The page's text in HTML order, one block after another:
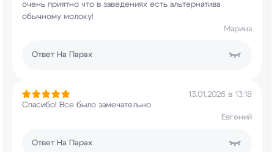
очень приятно что в заведениях есть альтернатива
обычному молоку!
Марина
Ответ На Парах
13.01.2026 в 13:18
Спасибо! Все было замечательно
Евгений
Ответ На Парах